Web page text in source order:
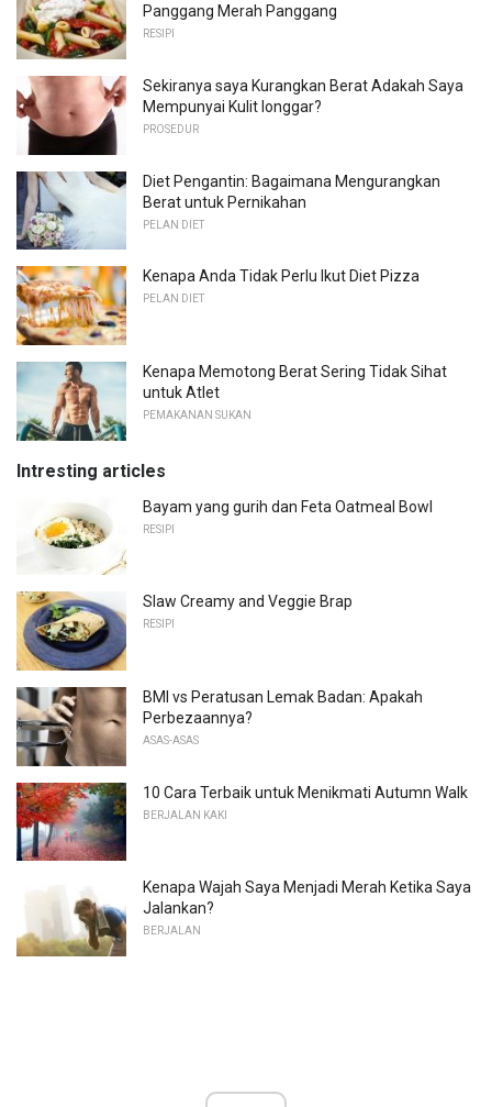
Panggang Merah Panggang
RESIPI
Sekiranya saya Kurangkan Berat Adakah Saya
Mempunyai Kulit longgar?
PROSEDUR
Diet Pengantin: Bagaimana Mengurangkan
Berat untuk Pernikahan
PELAN DIET
Kenapa Anda Tidak Perlu Ikut Diet Pizza
PELAN DIET
Kenapa Memotong Berat Sering Tidak Sihat
untuk Atlet
PEMAKANAN SUKAN
Intresting articles
Bayam yang gurih dan Feta Oatmeal Bowl
RESIPI
Slaw Creamy and Veggie Brap
RESIPI
BMI vs Peratusan Lemak Badan: Apakah
Perbezaannya?
ASAS-ASAS
10 Cara Terbaik untuk Menikmati Autumn Walk
BERJALAN KAKI
Kenapa Wajah Saya Menjadi Merah Ketika Saya
Jalankan?
BERJALAN